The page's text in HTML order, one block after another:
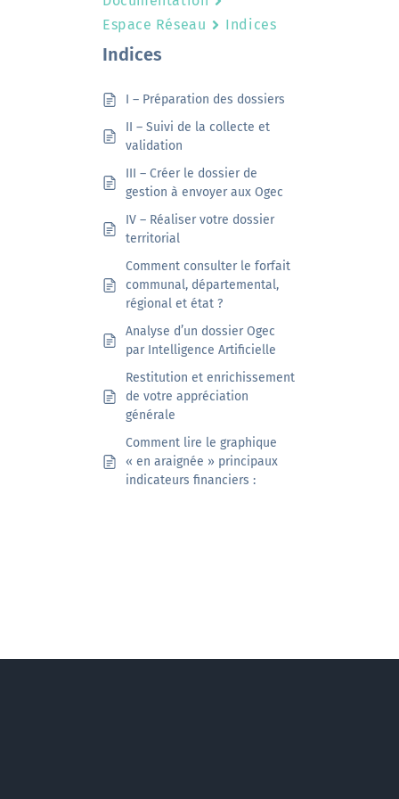
Espace Réseau
Indices
Indices
I – Préparation des dossiers
II – Suivi de la collecte et
validation
III – Créer le dossier de
gestion à envoyer aux Ogec
IV – Réaliser votre dossier
territorial
Comment consulter le forfait
communal, départemental,
régional et état ?
Analyse d’un dossier Ogec
par Intelligence Artificielle
Restitution et enrichissement
de votre appréciation
générale
Comment lire le graphique
« en araignée » principaux
indicateurs financiers :